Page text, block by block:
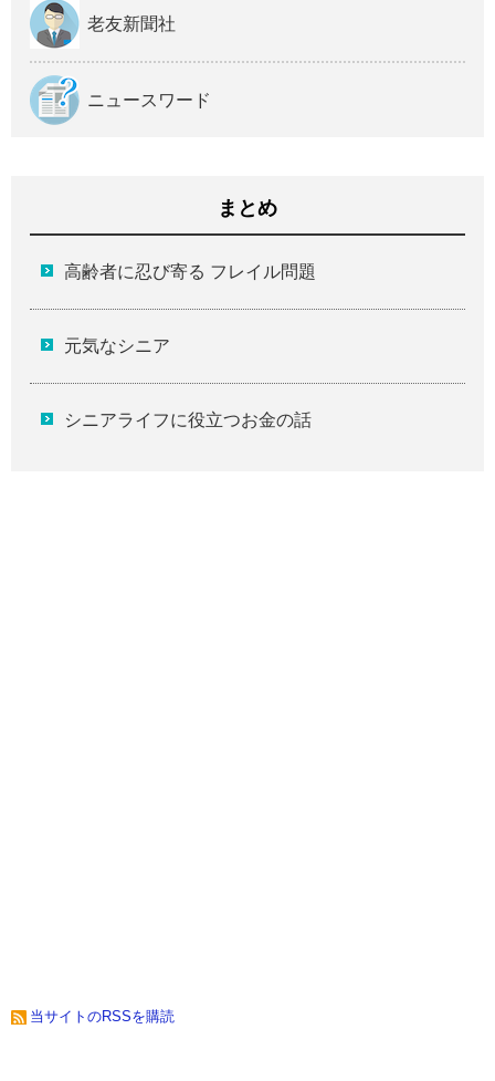
老友新聞社
ニュースワード
まとめ
高齢者に忍び寄る フレイル問題
元気なシニア
シニアライフに役立つお金の話
当サイトのRSSを購読